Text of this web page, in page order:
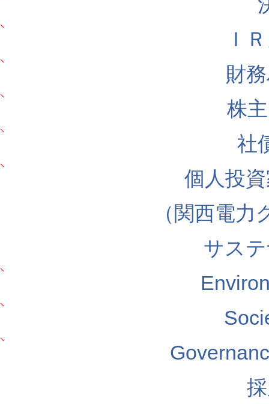
Ｉ
財
株
社
個人投
（関西電
サス